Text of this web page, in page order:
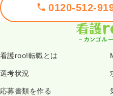
0120-512-
看護roo!転職とは
選考状況
応募書類を作る